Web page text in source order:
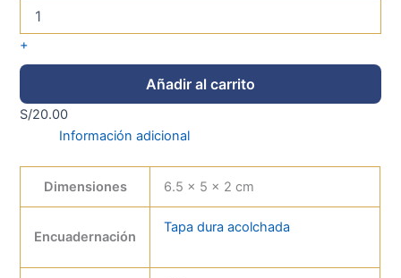
+
Añadir al carrito
S/20.00
Información adicional
Dimensiones 6.5 × 5 × 2 cm
Encuadernación
Tapa dura acolchada